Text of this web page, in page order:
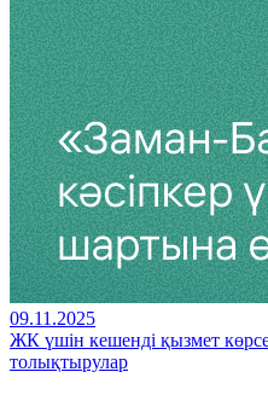
09.11.2025
ЖК үшін кешенді қызмет
толықтырулар